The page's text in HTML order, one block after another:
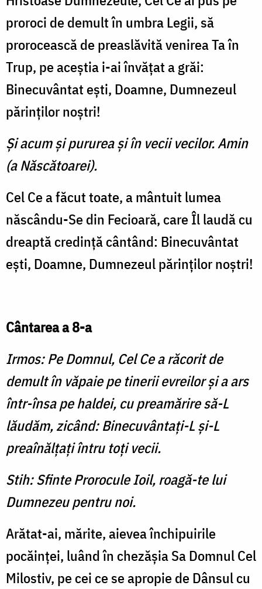
proroci de demult în umbra Legii, să
prorocească de preaslăvită venirea Ta în
Trup, pe aceştia i-ai învăţat a grăi:
Binecuvântat eşti, Doamne, Dumnezeul
părinţilor noştri!
Şi acum şi pururea şi în vecii vecilor. Amin
(a Născătoarei).
Cel Ce a făcut toate, a mântuit lumea
născându-Se din Fecioară, care Îl laudă cu
dreaptă credin­ţă cântând: Binecuvântat
eşti, Doamne, Dumnezeul părinţilor noştri!
Cântarea a 8-a
Irmos: Pe Domnul, Cel Ce a răcorit de
demult în văpaie pe tinerii evreilor şi a ars
într-însa pe haldei, cu preamărire să-L
lăudăm, zicând: Binecuvântaţi-L şi-L
preaînălţaţi întru toţi vecii.
Stih: Sfinte Prorocule Ioil, roagă-te lui
Dumnezeu pentru noi.
Arătat-ai, mărite, aievea în­chipuirile
pocăinţei, luând în chezăşia Sa Domnul Cel
Milos­tiv, pe cei ce se apropie de Dân­sul cu